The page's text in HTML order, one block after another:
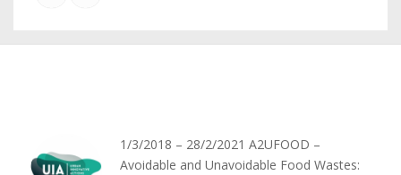
1/3/2018 – 28/2/2021 A2UFOOD –
Avoidable and Unavoidable Food Wastes: